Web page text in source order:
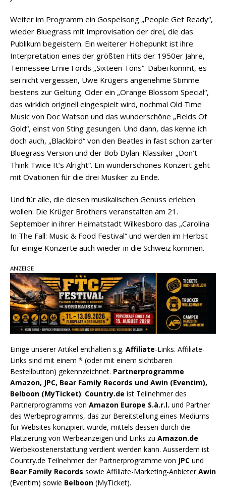
Weiter im Programm ein Gospelsong „People Get Ready“,
wieder Bluegrass mit Improvisation der drei, die das
Publikum begeistern. Ein weiterer Höhepunkt ist ihre
Interpretation eines der größten Hits der 1950er Jahre,
Tennessee Ernie Fords „Sixteen Tons“. Dabei kommt, es
sei nicht vergessen, Uwe Krügers angenehme Stimme
bestens zur Geltung. Oder ein „Orange Blossom Special“,
das wirklich originell eingespielt wird, nochmal Old Time
Music von Doc Watson und das wunderschöne „Fields Of
Gold“, einst von Sting gesungen. Und dann, das kenne ich
doch auch, „Blackbird“ von den Beatles in fast schon zarter
Bluegrass Version und der Bob Dylan-Klassiker „Don’t
Think Twice It’s Alright“. Ein wunderschönes Konzert geht
mit Ovationen für die drei Musiker zu Ende.
Und für alle, die diesen musikalischen Genuss erleben
wollen: Die Krüger Brothers veranstalten am 21.
September in ihrer Heimatstadt Wilkesboro das „Carolina
In The Fall: Music & Food Festival“ und werden im Herbst
für einige Konzerte auch wieder in die Schweiz kommen.
ANZEIGE
Einige unserer Artikel enthalten s.g. Affiliate-Links. Affiliate-
Links sind mit einem * (oder mit einem sichtbaren
Bestellbutton) gekennzeichnet. Partnerprogramme
Amazon, JPC, Bear Family Records und Awin (Eventim),
Belboon (MyTicket): Country.de ist Teilnehmer des
Partnerprogramms von Amazon Europe S.à.r.l. und Partner
des Werbeprogramms, das zur Bereitstellung eines Mediums
für Websites konzipiert wurde, mittels dessen durch die
Platzierung von Werbeanzeigen und Links zu Amazon.de
Werbekostenerstattung verdient werden kann. Ausserdem ist
Country.de Teilnehmer der Partnerprogramme von JPC und
Bear Family Records sowie Affiliate-Marketing-AnbieterAwin
(Eventim) sowie Belboon (MyTicket).